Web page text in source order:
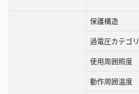
保護構造
過電圧カテゴリ
使用周囲照度
動作周囲温度